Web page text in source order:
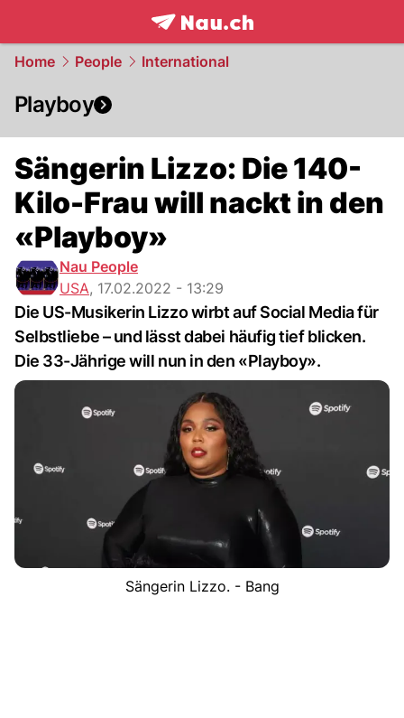
frontpage.NAU.ch
Home People International
Playboy
Sängerin Lizzo: Die 140-
Kilo-Frau will nackt in den
«Playboy»
Nau People
USA, 17.02.2022 - 13:29
Die US-Musikerin Lizzo wirbt auf Social Media für
Selbstliebe – und lässt dabei häufig tief blicken.
Die 33-Jährige will nun in den «Playboy».
Sängerin Lizzo. - Bang